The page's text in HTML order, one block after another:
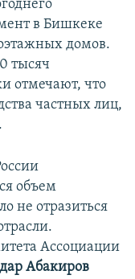
в Бишкеке
домов.
тысяч
отмечают, что
частных лиц,
объем
не отразиться
Ассоциации
Абакиров